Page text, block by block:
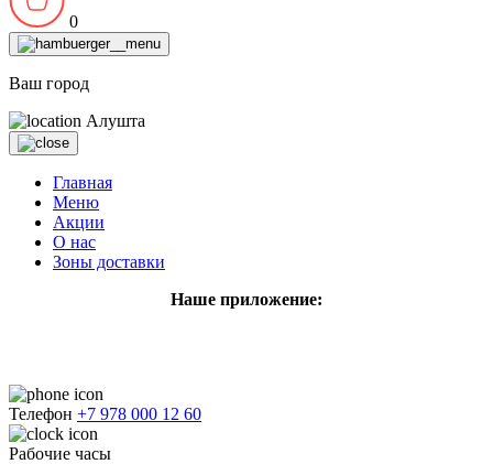
0
Ваш город
Алушта
Главная
Меню
Акции
О нас
Зоны доставки
Наше приложение:
Телефон +7 978 000 12 60
Рабочие часы